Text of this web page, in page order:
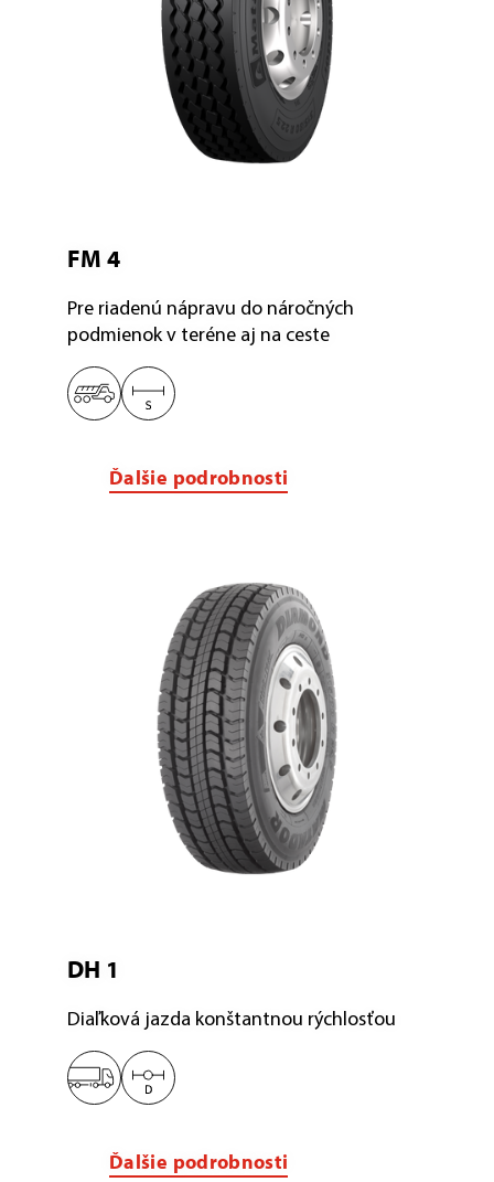
FM 4
Pre riadenú nápravu do náročných
podmienok v teréne aj na ceste
Ďalšie podrobnosti
DH 1
Diaľková jazda konštantnou rýchlosťou
Ďalšie podrobnosti